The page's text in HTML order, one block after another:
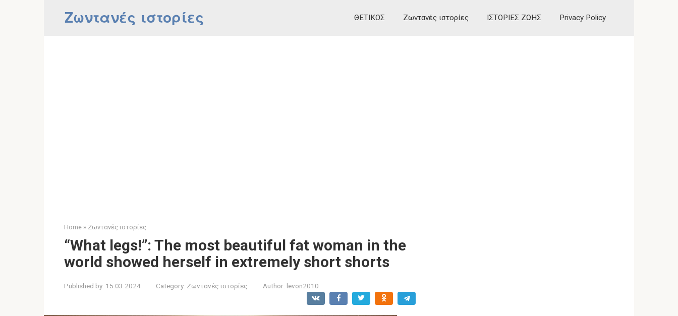
Ζωντανές ιστορίες ΘΕΤΙΚΟΣ Ζωντανές ιστορίες ΙΣΤΟΡΙΕΣ ΖΩΗΣ Privacy Policy
Home » Ζωντανές ιστορίες
“What legs!”: The most beautiful fat woman in the
world showed herself in extremely short shorts
Published by: 15.03.2024 Category: Ζωντανές ιστορίες Author: levon2010